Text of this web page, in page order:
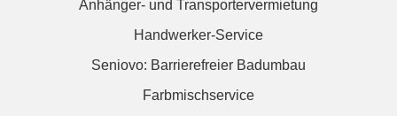
Anhänger- und Transportervermietung
Handwerker-Service
Seniovo: Barrierefreier Badumbau
Farbmischservice